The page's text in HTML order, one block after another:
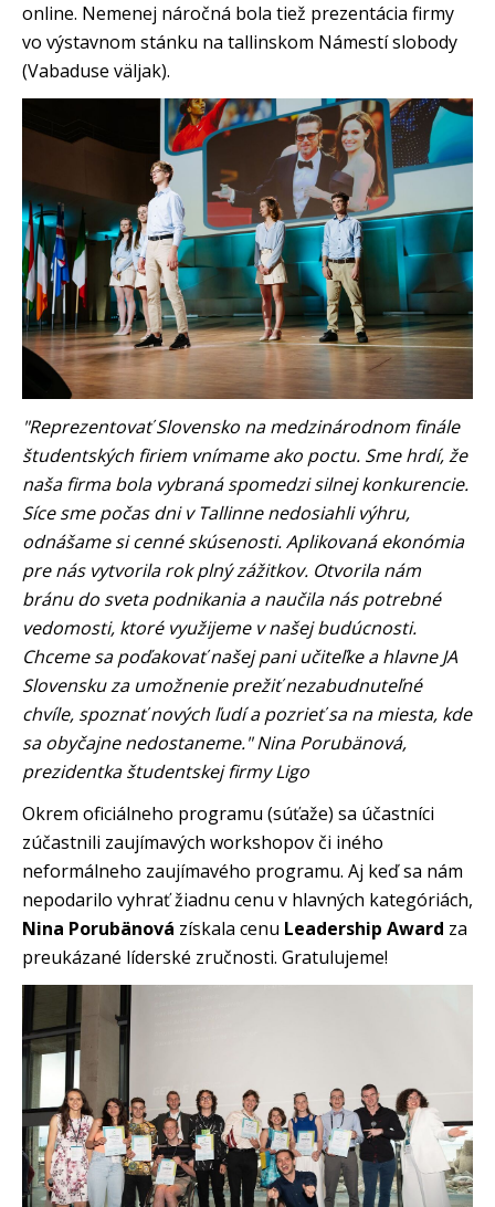
online. Nemenej náročná bola tiež prezentácia firmy
vo výstavnom stánku na tallinskom Námestí slobody
(Vabaduse väljak).
"Reprezentovať Slovensko na medzinárodnom finále
študentských firiem vnímame ako poctu. Sme hrdí, že
naša firma bola vybraná spomedzi silnej konkurencie.
Síce sme počas dni v Tallinne nedosiahli výhru,
odnášame si cenné skúsenosti. Aplikovaná ekonómia
pre nás vytvorila rok plný zážitkov. Otvorila nám
bránu do sveta podnikania a naučila nás potrebné
vedomosti, ktoré využijeme v našej budúcnosti.
Chceme sa poďakovať našej pani učiteľke a hlavne JA
Slovensku za umožnenie prežiť nezabudnuteľné
chvíle, spoznať nových ľudí a pozrieť sa na miesta, kde
sa obyčajne nedostaneme." Nina Porubänová,
prezidentka študentskej firmy Ligo
Okrem oficiálneho programu (súťaže) sa účastníci
zúčastnili zaujímavých workshopov či iného
neformálneho zaujímavého programu. Aj keď sa nám
nepodarilo vyhrať žiadnu cenu v hlavných kategóriách,
Nina Porubänová získala cenu Leadership Award za
preukázané líderské zručnosti. Gratulujeme!